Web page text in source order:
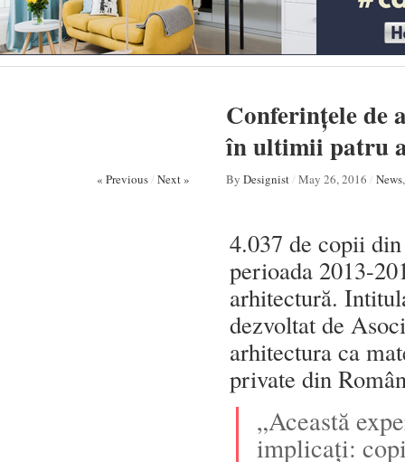
Conferințele de
în ultimii patru
« Previous/ Next » By Designist/ May 26, 2016 / News
4.037 de copii
perioada 2013-
arhitectură.
dezvoltat de
arhitectura ca
private din
„Această
implicați: